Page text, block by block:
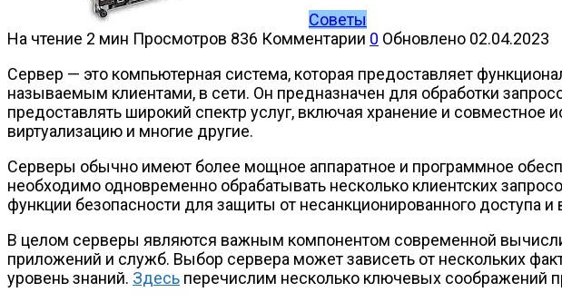
Советы
На чтение 2 мин Просмотров 836 Комментарии 0 Обновлено 02.04.2023
Сервер — это компьютерная система, которая предоставляет
называемым клиентами, в сети. Он предназначен для обработки
предоставлять широкий спектр услуг, включая хранение и совместное
виртуализацию и многие другие.
Серверы обычно имеют более мощное аппаратное и программное
необходимо одновременно обрабатывать несколько клиентских
функции безопасности для защиты от несанкционированного доступа
В целом серверы являются важным компонентом современной
приложений и служб. Выбор сервера может зависеть от нескольких
уровень знаний. Здесь перечислим несколько ключевых соображений